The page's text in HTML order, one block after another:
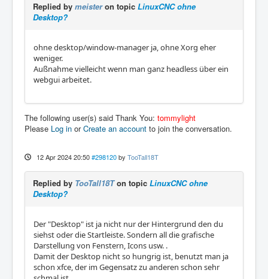
Replied by meisteron topic LinuxCNC ohne
Desktop?
ohne desktop/window-manager ja, ohne Xorg eher
weniger.
Außnahme vielleicht wenn man ganz headless über ein
webgui arbeitet.
The following user(s) said Thank You: tommylight
Please Log in orCreate an account to join the conversation.
12 Apr 2024 20:50 #298120 by TooTall18T
Replied by TooTall18Ton topic LinuxCNC ohne
Desktop?
Der "Desktop" ist ja nicht nur der Hintergrund den du
siehst oder die Startleiste. Sondern all die grafische
Darstellung von Fenstern, Icons usw. .
Damit der Desktop nicht so hungrig ist, benutzt man ja
schon xfce, der im Gegensatz zu anderen schon sehr